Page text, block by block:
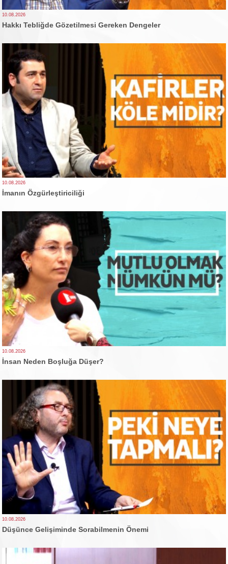
10.08.2026
Hakkı Tebliğde Gözetilmesi Gereken Dengeler
10.08.2026
İmanın Özgürleştiriciliği
10.08.2026
İnsan Neden Boşluğa Düşer?
10.08.2026
Düşünce Gelişiminde Sorabilmenin Önemi